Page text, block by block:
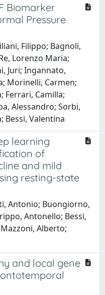
Biomarker
Pressure
Filippo; Bagnoli,
Lorenzo Maria;
Juri; Ingannato,
Morinelli, Carmen;
Ferrari, Camilla;
Alessandro; Sorbi,
Bessi, Valentina
learning
of
and mild
resting-state
Antonio; Buongiorno,
Antonello; Bessi,
Alberto;
and local gene